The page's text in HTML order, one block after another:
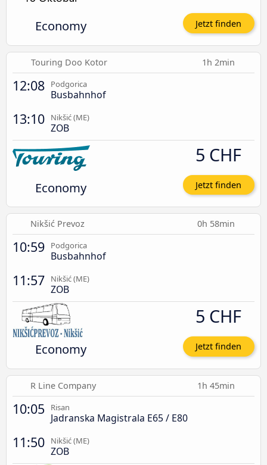
Economy Jetzt finden
Touring Doo Kotor 1h 2min
12:08 Podgorica
Busbahnhof
13:10 Nikšić (ME)
ZOB
Economy
5 CHF
Jetzt finden
Nikšić Prevoz 0h 58min
10:59 Podgorica
Busbahnhof
11:57 Nikšić (ME)
ZOB
Economy
5 CHF
Jetzt finden
R Line Company 1h 45min
10:05 Risan
Jadranska Magistrala E65 / E80
11:50 Nikšić (ME)
ZOB